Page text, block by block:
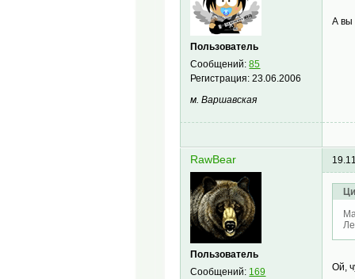
Пользователь
Сообщений:85
Регистрация:23.06.2006
м. Варшавская
А вы
RawBear
Пользователь
Сообщений: 169
Ой,